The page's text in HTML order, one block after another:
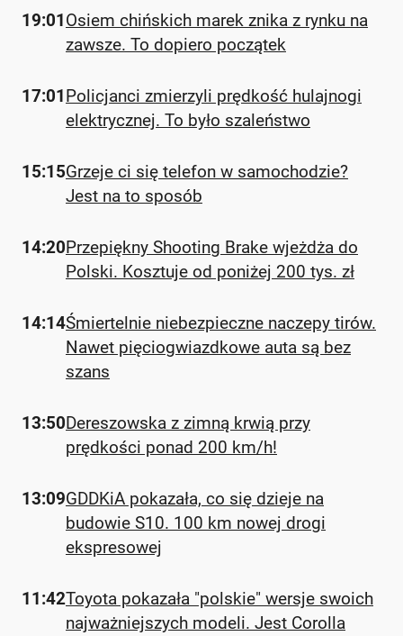
19:01Osiem chińskich marek znika z rynku na
zawsze. To dopiero początek
17:01Policjanci zmierzyli prędkość hulajnogi
elektrycznej. To było szaleństwo
15:15Grzeje ci się telefon w samochodzie?
Jest na to sposób
14:20Przepiękny Shooting Brake wjeżdża do
Polski. Kosztuje od poniżej 200 tys. zł
14:14Śmiertelnie niebezpieczne naczepy tirów.
Nawet pięciogwiazdkowe auta są bez
szans
13:50Dereszowska z zimną krwią przy
prędkości ponad 200 km/h!
13:09GDDKiA pokazała, co się dzieje na
budowie S10. 100 km nowej drogi
ekspresowej
11:42Toyota pokazała "polskie" wersje swoich
najważniejszych modeli. Jest Corolla